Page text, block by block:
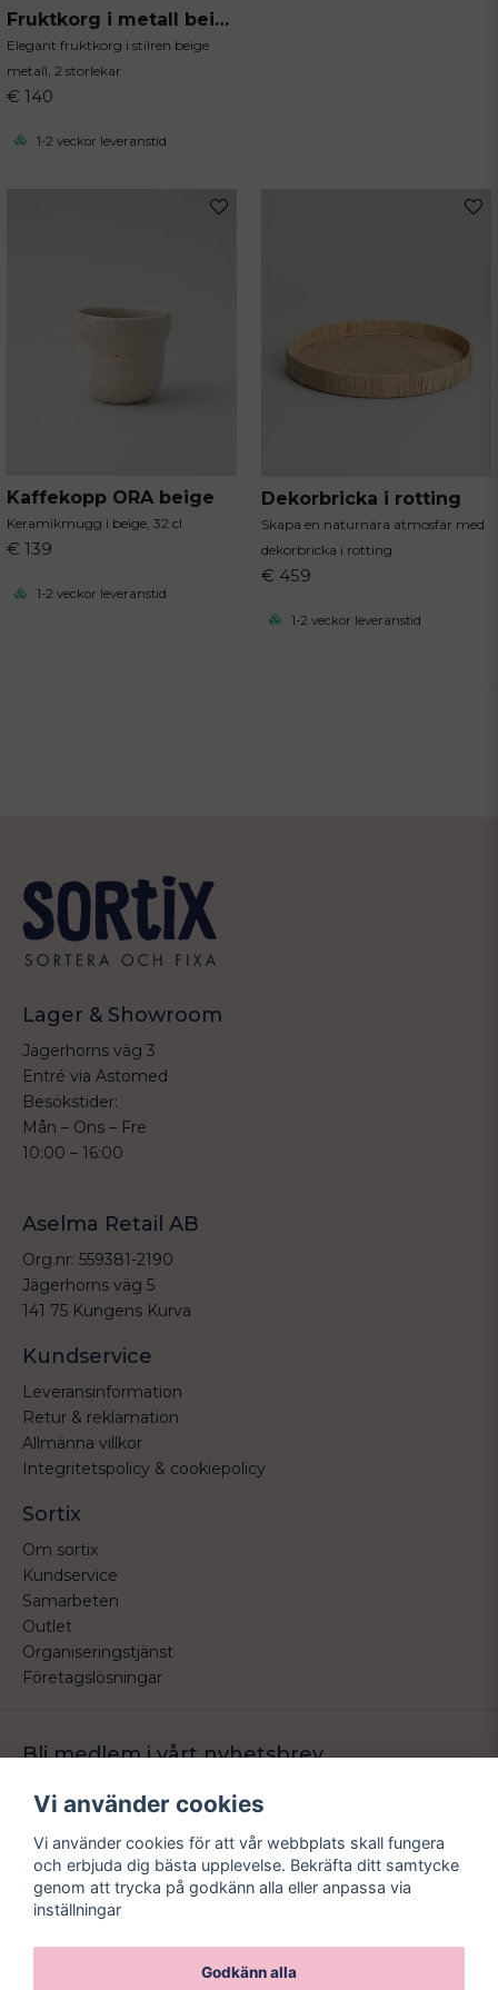
Fruktkorg i metall beige
Elegant fruktkorg i stilren beige
metall, 2 storlekar
€ 140
1-2 veckor leveranstid
Kaffekopp ORA beige
Keramikmugg i beige, 32 cl
€ 139
1-2 veckor leveranstid
Dekorbricka i rotting
Skapa en naturnära atmosfär med
dekorbricka i rotting
€ 459
1-2 veckor leveranstid
Lager & Showroom
Jägerhorns väg 3
Entré via Astomed
Besökstider:
Mån – Ons – Fre
10:00 – 16:00
Aselma Retail AB
Org.nr: 559381-2190
Jägerhorns väg 5
141 75 Kungens Kurva
Kundservice
Leveransinformation
Retur & reklamation
Allmänna villkor
Integritetspolicy & cookiepolicy
Sortix
Om sortix
Kundservice
Samarbeten
Outlet
Organiseringstjänst
Företagslösningar
Bli medlem i vårt nyhetsbrev
email
Mejladress Skicka
erbjudande.
Vi använder cookies
Vi använder cookies för att vår webbplats skall fungera
och erbjuda dig bästa upplevelse. Bekräfta ditt samtycke
genom att trycka på godkänn alla eller anpassa via
inställningar
Godkänn alla